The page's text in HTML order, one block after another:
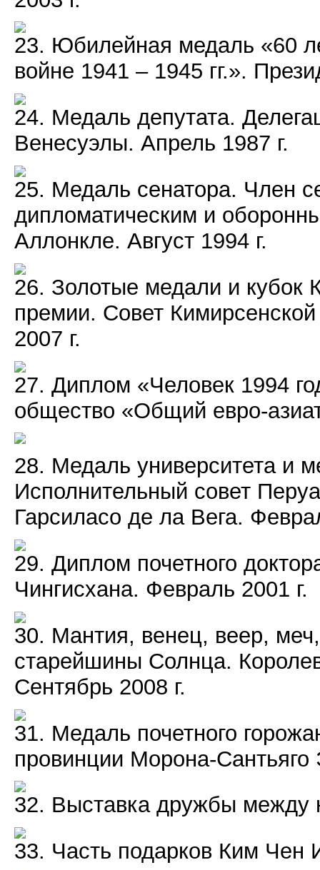
23. Юбилейная медаль «60
войне 1941 – 1945 гг.».
24. Медаль депутата.
Венесуэлы. Апрель 1987 г.
25. Медаль сенатора. Член
дипломатическим и
Аллонкле. Август 1994 г.
26. Золотые медали и кубок
премии. Совет
2007 г.
27. Диплом «Человек 1994
общество «Общий евро-
28. Медаль университета и
Исполнительный совет
Гарсиласо де ла Вега.
29. Диплом почетного
Чингисхана. Февраль 2001 г.
30. Мантия, венец, веер,
старейшины Солнца.
Сентябрь 2008 г.
31. Медаль почетного
провинции Морона-Сантьяго
32. Выставка дружбы между
33. Часть подарков Ким Чен